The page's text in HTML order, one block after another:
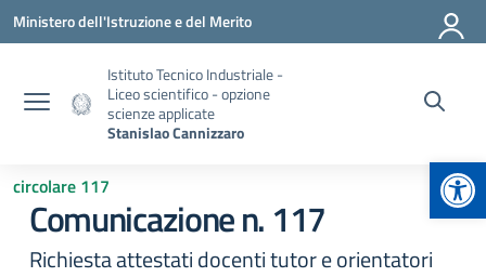
Vai ai contenuti
Vai al menu di navigazione
Vai al footer
Ministero dell'Istruzione e del Merito
Istituto Tecnico Industriale -
Liceo scientifico - opzione
scienze applicate
Stanislao Cannizzaro
circolare 117
Comunicazione n. 117
Richiesta attestati docenti tutor e orientatori